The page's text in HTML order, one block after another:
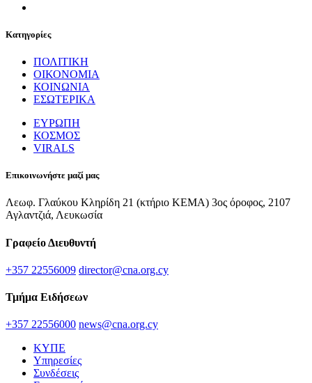
Κατηγορίες
ΠΟΛΙΤΙΚΗ
ΟΙΚΟΝΟΜΙΑ
ΚΟΙΝΩΝΙΑ
ΕΣΩΤΕΡΙΚΑ
ΕΥΡΩΠΗ
ΚΟΣΜΟΣ
VIRALS
Επικοινωνήστε μαζί μας
Λεωφ. Γλαύκου Κληρίδη 21 (κτήριο ΚΕΜΑ) 3ος όροφος, 2107
Αγλαντζιά, Λευκωσία
Γραφείο Διευθυντή
+357 22556009 director@cna.org.cy
Τμήμα Ειδήσεων
+357 22556000 news@cna.org.cy
ΚΥΠΕ
Υπηρεσίες
Συνδέσεις